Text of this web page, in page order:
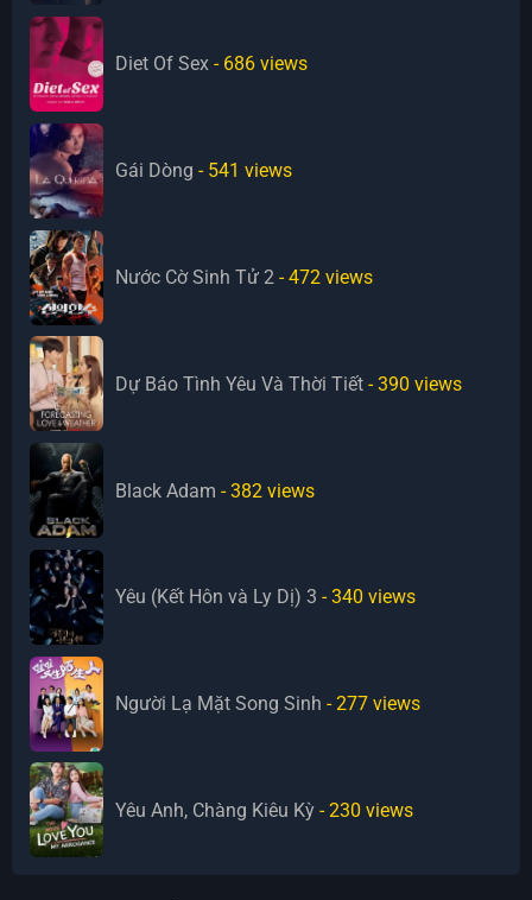
Diet Of Sex - 686 views
Gái Dòng - 541 views
Nước Cờ Sinh Tử 2 - 472 views
Dự Báo Tình Yêu Và Thời Tiết - 390 views
Black Adam - 382 views
Yêu (Kết Hôn và Ly Dị) 3 - 340 views
Người Lạ Mặt Song Sinh - 277 views
Yêu Anh, Chàng Kiêu Kỳ - 230 views